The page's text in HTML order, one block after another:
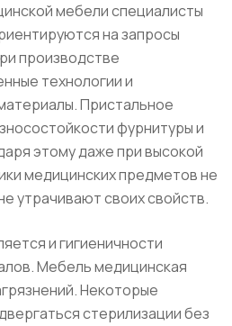
мебели специалисты
на запросы
производстве
технологии и
Пристальное
фурнитуры и
этому даже при высокой
медицинских предметов не
утрачивают своих свойств.
и гигиеничности
Мебель медицинская
Некоторые
стерилизации без